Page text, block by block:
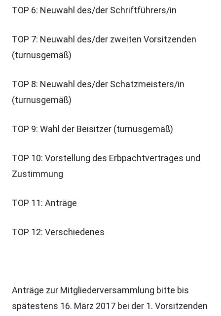
TOP 6: Neuwahl des/der Schriftführers/in
TOP 7: Neuwahl des/der zweiten Vorsitzenden
(turnusgemäß)
TOP 8: Neuwahl des/der Schatzmeisters/in
(turnusgemäß)
TOP 9: Wahl der Beisitzer (turnusgemäß)
TOP 10: Vorstellung des Erbpachtvertrages und
Zustimmung
TOP 11: Anträge
TOP 12: Verschiedenes
Anträge zur Mitgliederversammlung bitte bis
spätestens 16. März 2017 bei der 1. Vorsitzenden